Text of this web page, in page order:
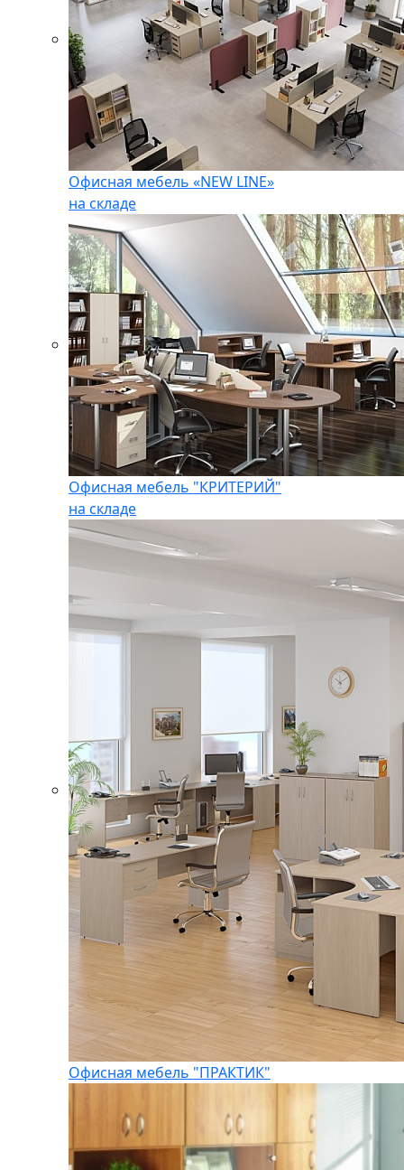
Офисная мебель «NEW LINE»
на складе
Офисная мебель "КРИТЕРИЙ"
на складе
Офисная мебель "ПРАКТИК"